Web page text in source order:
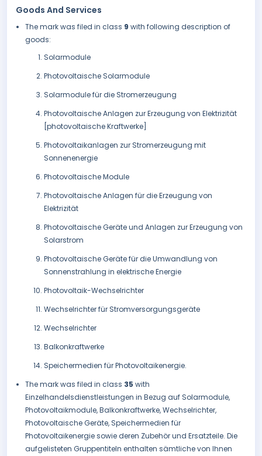
Goods And Services
The mark was filed in class 9 with following description of
goods:
Solarmodule
Photovoltaische Solarmodule
Solarmodule für die Stromerzeugung
Photovoltaische Anlagen zur Erzeugung von Elektrizität
[photovoltaische Kraftwerke]
Photovoltaikanlagen zur Stromerzeugung mit
Sonnenenergie
Photovoltaische Module
Photovoltaische Anlagen für die Erzeugung von
Elektrizität
Photovoltaische Geräte und Anlagen zur Erzeugung von
Solarstrom
Photovoltaische Geräte für die Umwandlung von
Sonnenstrahlung in elektrische Energie
Photovoltaik-Wechselrichter
Wechselrichter für Stromversorgungsgeräte
Wechselrichter
Balkonkraftwerke
Speichermedien für Photovoltaikenergie.
The mark was filed in class 35 with
Einzelhandelsdienstleistungen in Bezug auf Solarmodule,
Photovoltaikmodule, Balkonkraftwerke, Wechselrichter,
Photovoltaische Geräte, Speichermedien für
Photovoltaikenergie sowie deren Zubehör und Ersatzteile. Die
aufgelisteten Gruppentiteln enthalten sämtliche von Ihnen